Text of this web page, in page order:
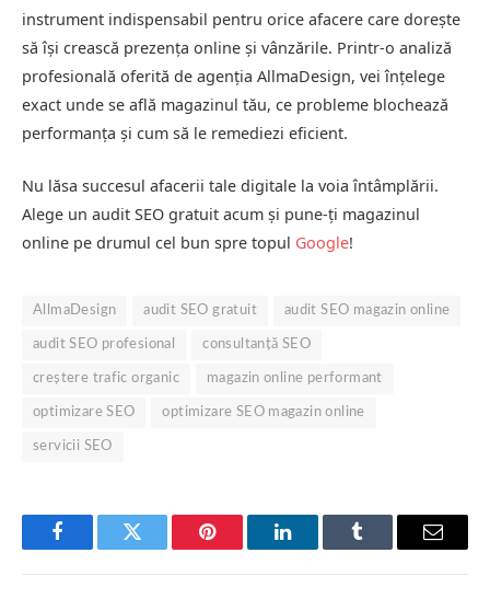
instrument indispensabil pentru orice afacere care dorește
să își crească prezența online și vânzările. Printr-o analiză
profesională oferită de agenția AllmaDesign, vei înțelege
exact unde se află magazinul tău, ce probleme blochează
performanța și cum să le remediezi eficient.
Nu lăsa succesul afacerii tale digitale la voia întâmplării.
Alege un audit SEO gratuit acum și pune-ți magazinul
online pe drumul cel bun spre topul Google!
AllmaDesign audit SEO gratuit audit SEO magazin online
audit SEO profesional consultanță SEO
creștere trafic organic magazin online performant
optimizare SEO optimizare SEO magazin online
servicii SEO
FacebookTwitter Pinterest LinkedInTumblr Email